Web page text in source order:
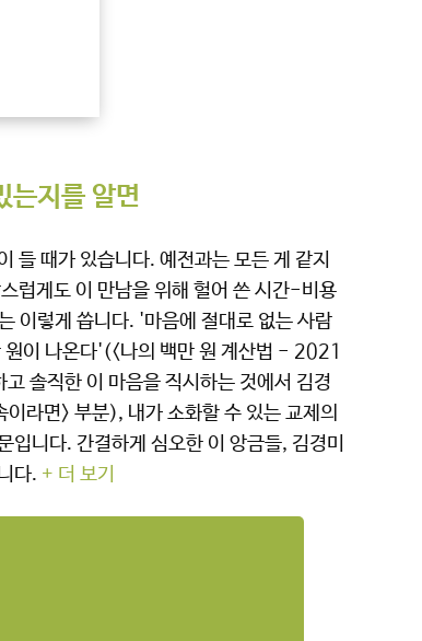
는지를 알면
들 때가 있습니다. 예전과는 모든 게 같지
럽게도 이 만남을 위해 헐어 쓴 시간-비용
이렇게 씁니다. '마음에 절대로 없는 사람
이 나온다'(<나의 백만 원 계산법 - 2021
솔직한 이 마음을 직시하는 것에서 김경
라면> 부분), 내가 소화할 수 있는 교제의
입니다. 간결하게 심오한 이 앙금들, 김경미
다. + 더 보기